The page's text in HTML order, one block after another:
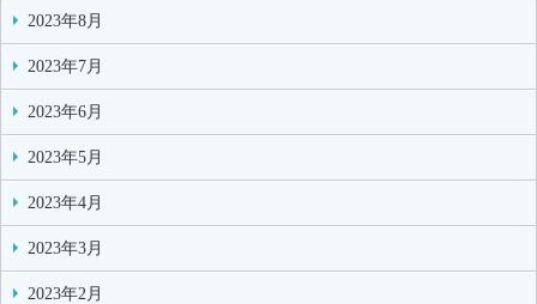
2023年8月
2023年7月
2023年6月
2023年5月
2023年4月
2023年3月
2023年2月